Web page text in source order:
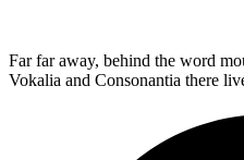
Far far away, behind the word
Vokalia and Consonantia there